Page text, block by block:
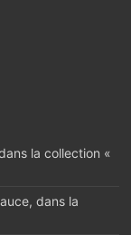
la collection «
dans la